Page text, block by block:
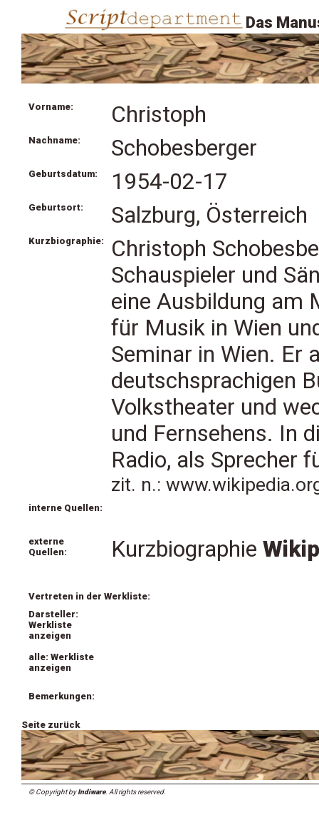
Das
Vorname: Christoph
Nachname: Schobesberger
Geburtsdatum: 1954-02-17
Geburtsort: Salzburg, Österreich
Kurzbiographie:
Christoph
Schauspieler und
eine Ausbildung am
für Musik in Wien
Seminar in Wien. Er
deutschsprachigen
Volkstheater und
und Fernsehens. In
Radio, als Sprecher
zit. n.:
interne Quellen:
externe
Quellen:
Kurzbiographie
Vertreten in der Werkliste:
Darsteller:
Werkliste
anzeigen
alle: Werkliste
anzeigen
Bemerkungen:
Seite zurück
© Copyright byIndiware. All rights reserved.